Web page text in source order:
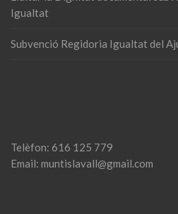
Igualtat
Subvenció Regidoria Igualtat del
Telèfon: 616 125 779
Email: muntislavall@gmail.com